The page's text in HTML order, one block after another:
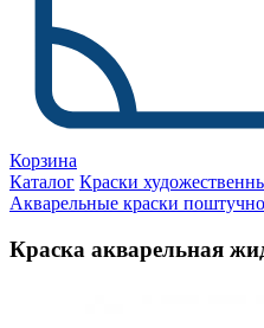
Корзина
Каталог Краски
Акварельные краски поштучно
Краска акварельная